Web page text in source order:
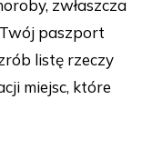
zwłaszcza
paszport
listę rzeczy
miejsc, które